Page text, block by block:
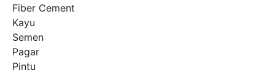
Fiber Cement
Kayu
Semen
Pagar
Pintu